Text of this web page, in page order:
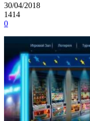
30/04/2018
1414
0